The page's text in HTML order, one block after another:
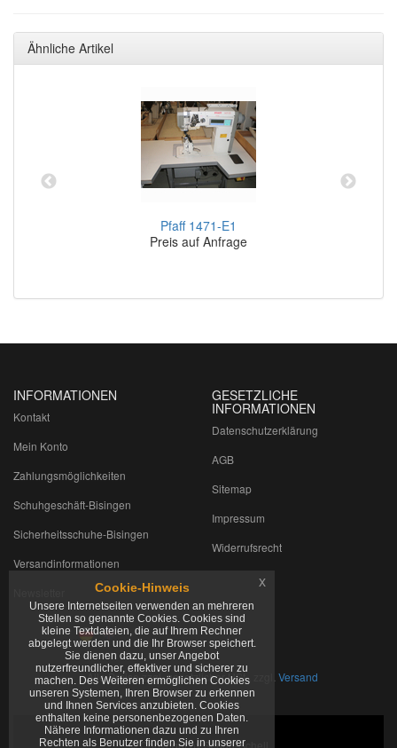
Cookie-Hinweis
Unsere Internetseiten verwenden an mehreren
Stellen so genannte Cookies. Cookies sind
kleine Textdateien, die auf Ihrem Rechner
abgelegt werden und die Ihr Browser speichert.
Sie dienen dazu, unser Angebot
nutzerfreundlicher, effektiver und sicherer zu
machen. Des Weiteren ermöglichen Cookies
unseren Systemen, Ihren Browser zu erkennen
und Ihnen Services anzubieten. Cookies
enthalten keine personenbezogenen Daten.
Nähere Informationen dazu und zu Ihren
Rechten als Benutzer finden Sie in unserer
x
Ähnliche Artikel
Pfaff 1471-E1
Preis auf Anfrage
INFORMATIONEN
Kontakt
Mein Konto
Zahlungsmöglichkeiten
Schuhgeschäft-Bisingen
Sicherheitsschuhe-Bisingen
Versandinformationen
GESETZLICHE
INFORMATIONEN
Datenschutzerklärung
AGB
Sitemap
Impressum
Widerrufsrecht
*Alle Preise zzgl. gesetzlicher USt., zzgl. Versand
© Copyright by Schuh-Schell